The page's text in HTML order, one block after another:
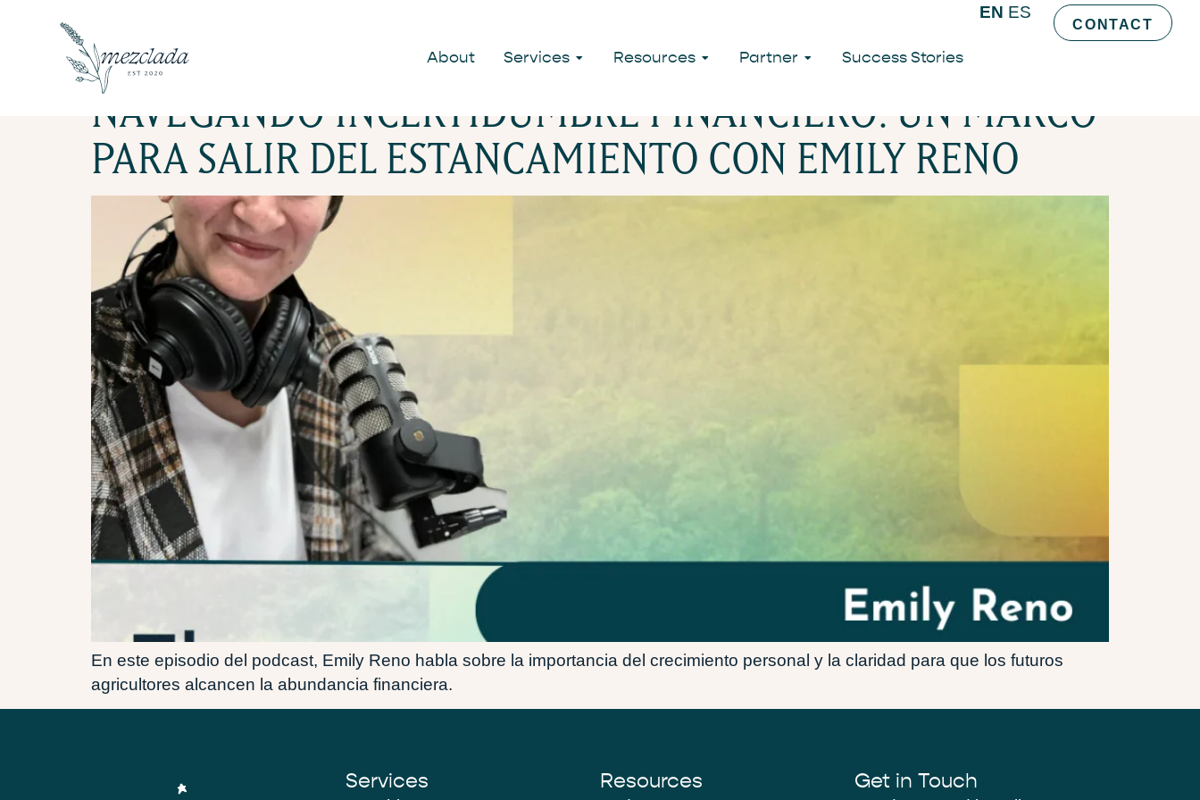
About Services Resources Partner Success Stories
EN ES
CONTACT
TAG: MICROFINANZA
NAVEGANDO INCERTIDUMBRE FINANCIERO: UN MARCO
PARA SALIR DEL ESTANCAMIENTO CON EMILY RENO
En este episodio del podcast, Emily Reno habla sobre la importancia del crecimiento personal y la claridad para que los futuros
agricultores alcancen la abundancia financiera.
Services Resources Get in Touch